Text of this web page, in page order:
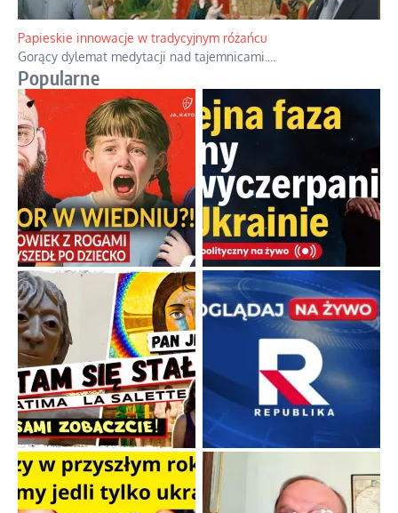
Papieskie innowacje w tradycyjnym różańcu
Gorący dylemat medytacji nad tajemnicami.
Popularne